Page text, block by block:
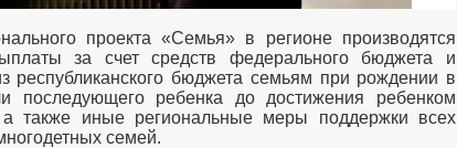
проекта «Семья» в регионе производятся
за счет средств федерального бюджета и
республиканского бюджета семьям при рождении в
последующего ребенка до достижения ребенком
а также иные региональные меры поддержки всех
семей.